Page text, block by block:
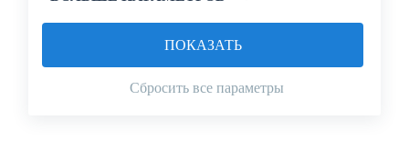
Сбросить все параметры
ПОКАЗАТЬ